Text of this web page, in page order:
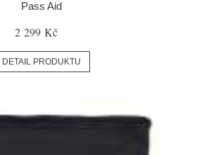
Pass Aid
2 299 Kč
DETAIL PRODUKTU